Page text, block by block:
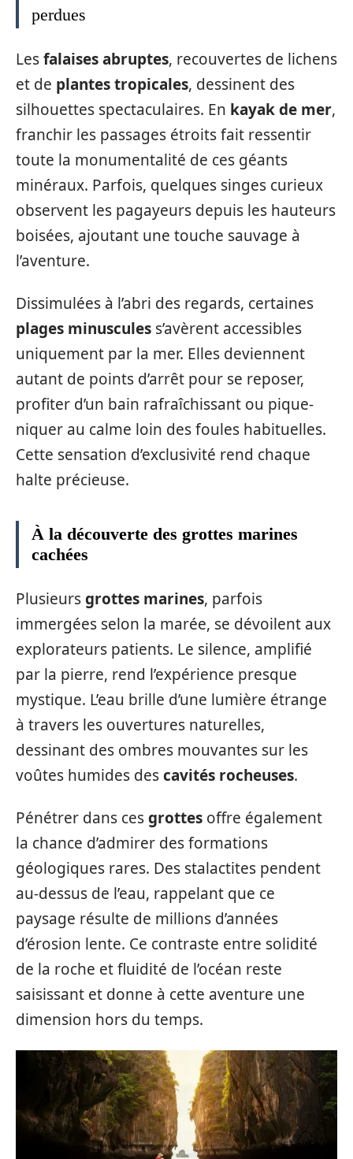
perdues
Lesfalaises abruptes, recouvertes de lichens
et de plantes tropicales, dessinent des
silhouettes spectaculaires. En kayak de mer,
franchir les passages étroits fait ressentir
toute la monumentalité de ces géants
minéraux. Parfois, quelques singes curieux
observent les pagayeurs depuis les hauteurs
boisées, ajoutant une touche sauvage à
l’aventure.
Dissimulées à l’abri des regards, certaines
plages minuscules s’avèrent accessibles
uniquement par la mer. Elles deviennent
autant de points d’arrêt pour se reposer,
profiter d’un bain rafraîchissant ou pique-
niquer au calme loin des foules habituelles.
Cette sensation d’exclusivité rend chaque
halte précieuse.
À la découverte des grottes marines
cachées
Plusieursgrottes marines, parfois
immergées selon la marée, se dévoilent aux
explorateurs patients. Le silence, amplifié
par la pierre, rend l’expérience presque
mystique. L’eau brille d’une lumière étrange
à travers les ouvertures naturelles,
dessinant des ombres mouvantes sur les
voûtes humides descavités rocheuses.
Pénétrer dans cesgrottes offre également
la chance d’admirer des formations
géologiques rares. Des stalactites pendent
au-dessus de l’eau, rappelant que ce
paysage résulte de millions d’années
d’érosion lente. Ce contraste entre solidité
de la roche et fluidité de l’océan reste
saisissant et donne à cette aventure une
dimension hors du temps.